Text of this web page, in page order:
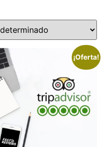
¡Oferta!